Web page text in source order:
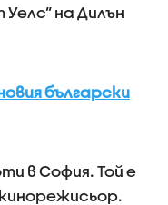
на Дилън
български
в София. Той е